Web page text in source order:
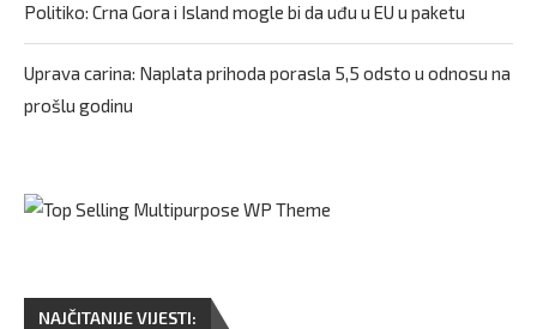
Politiko: Crna Gora i Island mogle bi da uđu u EU u paketu
Uprava carina: Naplata prihoda porasla 5,5 odsto u odnosu na
prošlu godinu
NAJČITANIJE VIJESTI: